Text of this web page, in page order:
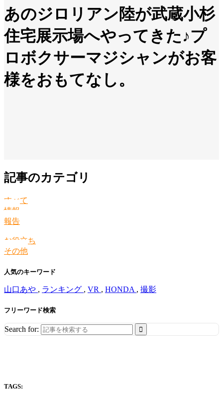
あのジロリアン陸が武蔵小杉
住宅展示場へやってきた♪プ
ロボクサーマジシャンがお客
様をおもてなし。
記事のカテゴリ
すべて
情報
報告
お役立ち
その他
人気のキーワード
山口あや , ランキング , VR , HONDA , 撮影
フリーワード検索
Search for:
TAGS: